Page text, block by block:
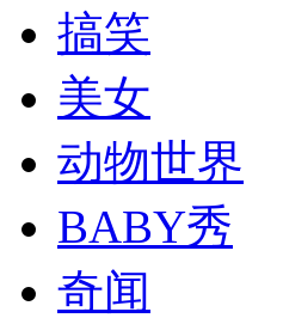
山西运城恶犬咬伤多人 警
女孩北京地铁殴打老人 痛
无痛分娩是否安全 医生回应
外交部：反对强权政治霸凌
搞笑
美女
动物世界
BABY秀
奇闻